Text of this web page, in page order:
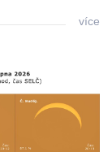
více